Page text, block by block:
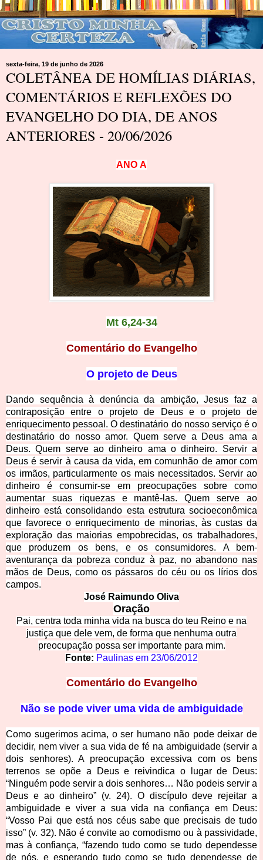
sexta-feira, 19 de junho de 2026
COLETÂNEA DE HOMÍLIAS DIÁRIAS,
COMENTÁRIOS E REFLEXÕES DO
EVANGELHO DO DIA, DE ANOS
ANTERIORES - 20/06/2026
A NO A
Mt 6,24-34
Comentário do Evangelho
O projeto de Deus
Dando sequência à denúncia da ambição, Jesus faz a
contraposição entre o projeto de Deus e o projeto de
enriquecimento pessoal. O destinatário do nosso serviço é o
destinatário do nosso amor. Quem serve a Deus ama a
Deus. Quem serve ao dinheiro ama o dinheiro. Servir a
Deus é servir à causa da vida, em comunhão de amor com
os irmãos, particularmente os mais necessitados. Servir ao
dinheiro é consumir-se em preocupações sobre como
aumentar suas riquezas e mantê-las. Quem serve ao
dinheiro está consolidando esta estrutura socioeconômica
que favorece o enriquecimento de minorias, às custas da
exploração das maiorias empobrecidas, os trabalhadores,
que produzem os bens, e os consumidores. A bem-
aventurança da pobreza conduz à paz, no abandono nas
mãos de Deus, como os pássaros do céu ou os lírios dos
campos.
José Raimundo Oliva
Oração
Pai, centra toda minha vida na busca do teu Reino e na
justiça que dele vem, de forma que nenhuma outra
preocupação possa ser importante para mim.
Fonte: Paulinas em 23/06/2012
Comentário do Evangelho
Não se pode viver uma vida de ambiguidade
Como sugerimos acima, o ser humano não pode deixar de
decidir, nem viver a sua vida de fé na ambiguidade (servir a
dois senhores). A preocupação excessiva com os bens
terrenos se opõe a Deus e reivindica o lugar de Deus:
“Ninguém pode servir a dois senhores… Não podeis servir a
Deus e ao dinheiro” (v. 24). O discípulo deve rejeitar a
ambiguidade e viver a sua vida na confiança em Deus:
“Vosso Pai que está nos céus sabe que precisais de tudo
isso” (v. 32). Não é convite ao comodismo ou à passividade,
mas à confiança, “fazendo tudo como se tudo dependesse
de nós, e esperando tudo como se tudo dependesse de